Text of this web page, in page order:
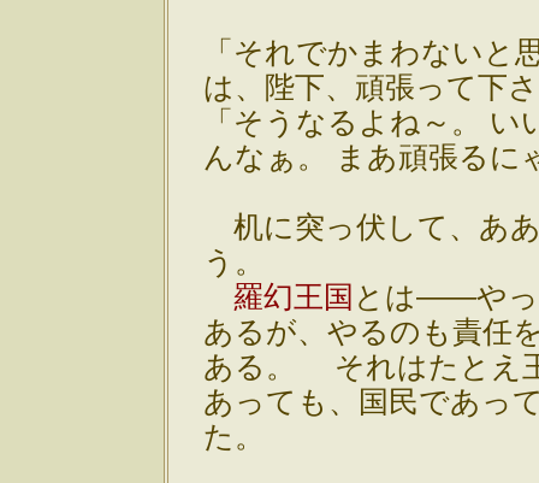
「それでかまわないと
は、陛下、頑張って下
「そうなるよね～。
んなぁ。 まあ頑張るに
机に突っ伏して、あ
う。
羅幻王国 とは――やっ
あるが、やるのも責任
ある。 それはたとえ
あっても、国民であっ
た。